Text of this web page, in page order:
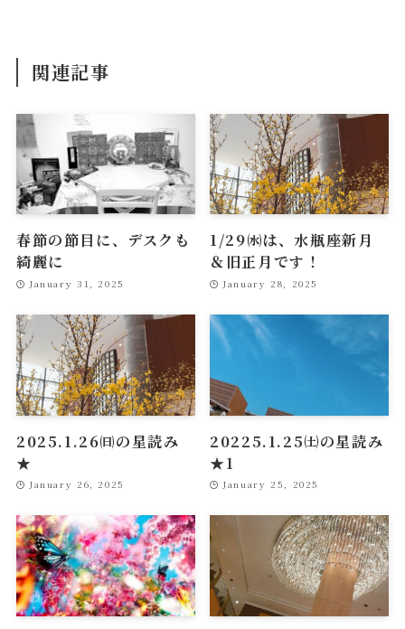
関連記事
春節の節目に、デスクも
綺麗に
January 31, 2025
1/29㈬は、水瓶座新月
＆旧正月です！
January 28, 2025
2025.1.26㈰の星読み
★
January 26, 2025
20225.1.25㈯の星読み
★1
January 25, 2025